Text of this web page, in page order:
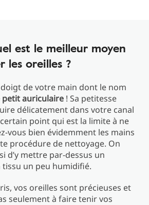
est le meilleur moyen
les oreilles ?
doigt de votre main dont le nom
petit auriculaire ! Sa petitesse
délicatement dans votre canal
point qui est la limite à ne
vous bien évidemment les mains
procédure de nettoyage. On
d’y mettre par-dessus un
un peu humidifié.
vos oreilles sont précieuses et
seulement à faire tenir vos